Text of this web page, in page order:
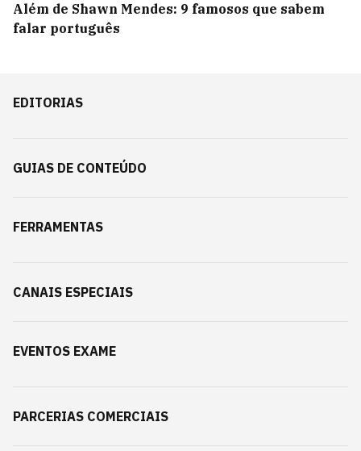
Além de Shawn Mendes: 9 famosos que sabem
falar português
EDITORIAS
GUIAS DE CONTEÚDO
FERRAMENTAS
CANAIS ESPECIAIS
EVENTOS EXAME
PARCERIAS COMERCIAIS